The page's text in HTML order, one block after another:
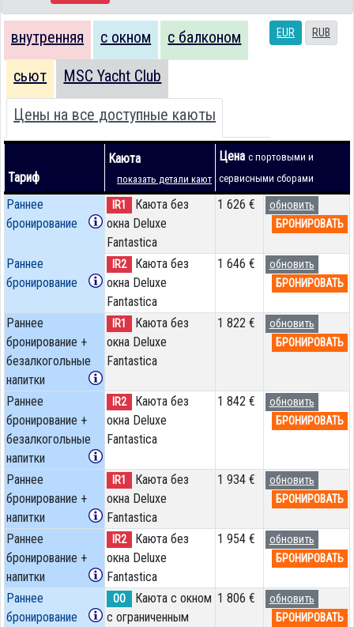
EUR RUB
внутренняя с окном с балконом
сьют MSC Yacht Club
Цены на все доступные каюты
Тариф
Каюта
показать детали кают
Цена с портовыми и
сервисными сборами
Раннее
бронирование
IR1
Каюта без
окна Deluxe
Fantastica
1 626 €
обновить
БРОНИРОВАТЬ
Раннее
бронирование
IR2
Каюта без
окна Deluxe
Fantastica
1 646 €
обновить
БРОНИРОВАТЬ
Раннее
бронирование +
безалкогольные
напитки
IR1
Каюта без
окна Deluxe
Fantastica
1 822 €
обновить
БРОНИРОВАТЬ
Раннее
бронирование +
безалкогольные
напитки
IR2
Каюта без
окна Deluxe
Fantastica
1 842 €
обновить
БРОНИРОВАТЬ
Раннее
бронирование +
напитки
IR1
Каюта без
окна Deluxe
Fantastica
1 934 €
обновить
БРОНИРОВАТЬ
Раннее
бронирование +
напитки
IR2
Каюта без
окна Deluxe
Fantastica
1 954 €
обновить
БРОНИРОВАТЬ
Раннее
бронирование
OO
Каюта с окном
с ограниченным
1 806 €
обновить
БРОНИРОВАТЬ